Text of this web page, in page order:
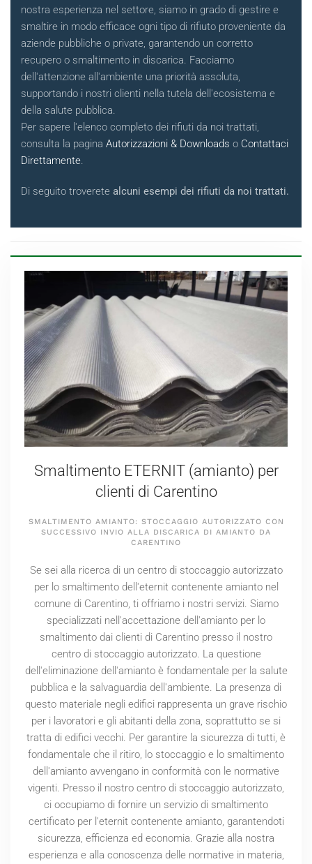
nostra esperienza nel settore, siamo in grado di gestire e
smaltire in modo efficace ogni tipo di rifiuto proveniente da
aziende pubbliche o private, garantendo un corretto
recupero o smaltimento in discarica. Facciamo
dell'attenzione all'ambiente una priorità assoluta,
supportando i nostri clienti nella tutela dell'ecosistema e
della salute pubblica.
Per sapere l'elenco completo dei rifiuti da noi trattati,
consulta la pagina Autorizzazioni & Downloads o Contattaci
Direttamente.
Di seguito troverete alcuni esempi dei rifiuti da noi trattati.
Smaltimento ETERNIT (amianto) per
clienti di Carentino
SMALTIMENTO AMIANTO: STOCCAGGIO AUTORIZZATO CON
SUCCESSIVO INVIO ALLA DISCARICA DI AMIANTO DA
CARENTINO
Se sei alla ricerca di un centro di stoccaggio autorizzato
per lo smaltimento dell'eternit contenente amianto nel
comune di Carentino, ti offriamo i nostri servizi. Siamo
specializzati nell'accettazione dell'amianto per lo
smaltimento dai clienti di Carentino presso il nostro
centro di stoccaggio autorizzato. La questione
dell'eliminazione dell'amianto è fondamentale per la salute
pubblica e la salvaguardia dell'ambiente. La presenza di
questo materiale negli edifici rappresenta un grave rischio
per i lavoratori e gli abitanti della zona, soprattutto se si
tratta di edifici vecchi. Per garantire la sicurezza di tutti, è
fondamentale che il ritiro, lo stoccaggio e lo smaltimento
dell'amianto avvengano in conformità con le normative
vigenti. Presso il nostro centro di stoccaggio autorizzato,
ci occupiamo di fornire un servizio di smaltimento
certificato per l'eternit contenente amianto, garantendoti
sicurezza, efficienza ed economia. Grazie alla nostra
esperienza e alla conoscenza delle normative in materia,